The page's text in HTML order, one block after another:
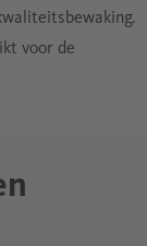
voor de